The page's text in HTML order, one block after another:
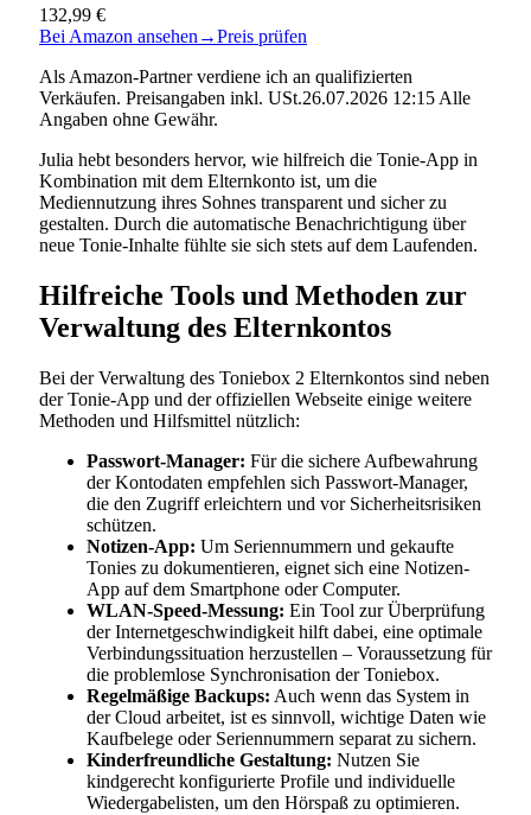
132,99 €
Bei Amazon ansehen→Preis prüfen
Als Amazon-Partner verdiene ich an qualifizierten
Verkäufen. Preisangaben inkl. USt.26.07.2026 12:15 Alle
Angaben ohne Gewähr.
Julia hebt besonders hervor, wie hilfreich die Tonie-App in
Kombination mit dem Elternkonto ist, um die
Mediennutzung ihres Sohnes transparent und sicher zu
gestalten. Durch die automatische Benachrichtigung über
neue Tonie-Inhalte fühlte sie sich stets auf dem Laufenden.
Hilfreiche Tools und Methoden zur
Verwaltung des Elternkontos
Bei der Verwaltung des Toniebox 2 Elternkontos sind neben
der Tonie-App und der offiziellen Webseite einige weitere
Methoden und Hilfsmittel nützlich:
Passwort-Manager: Für die sichere Aufbewahrung
der Kontodaten empfehlen sich Passwort-Manager,
die den Zugriff erleichtern und vor Sicherheitsrisiken
schützen.
Notizen-App: Um Seriennummern und gekaufte
Tonies zu dokumentieren, eignet sich eine Notizen-
App auf dem Smartphone oder Computer.
WLAN-Speed-Messung: Ein Tool zur Überprüfung
der Internetgeschwindigkeit hilft dabei, eine optimale
Verbindungssituation herzustellen – Voraussetzung für
die problemlose Synchronisation der Toniebox.
Regelmäßige Backups: Auch wenn das System in
der Cloud arbeitet, ist es sinnvoll, wichtige Daten wie
Kaufbelege oder Seriennummern separat zu sichern.
Kinderfreundliche Gestaltung: Nutzen Sie
kindgerecht konfigurierte Profile und individuelle
Wiedergabelisten, um den Hörspaß zu optimieren.